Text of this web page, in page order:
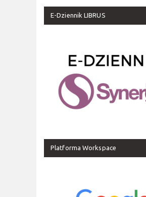
E-Dziennik LIBRUS
Platforma Workspace